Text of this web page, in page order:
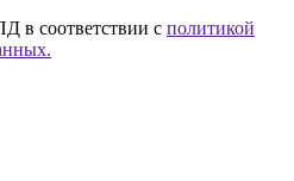
в соответствии с политикой